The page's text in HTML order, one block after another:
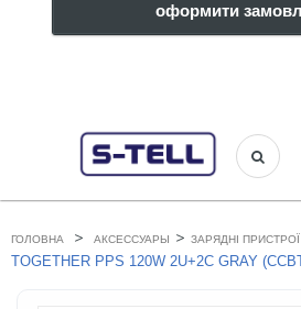
оформити
ГОЛОВНА > АКСЕССУАРЫ > ЗАРЯДНІ ПРИСТРОЇ
TOGETHER PPS 120W 2U+2C GRAY